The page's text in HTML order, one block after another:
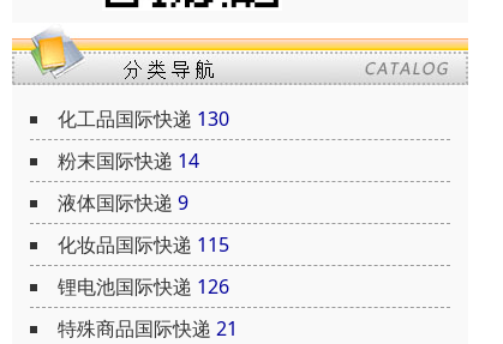
化工品国际快递 130
粉末国际快递 14
液体国际快递 9
化妆品国际快递 115
锂电池国际快递 126
特殊商品国际快递 21